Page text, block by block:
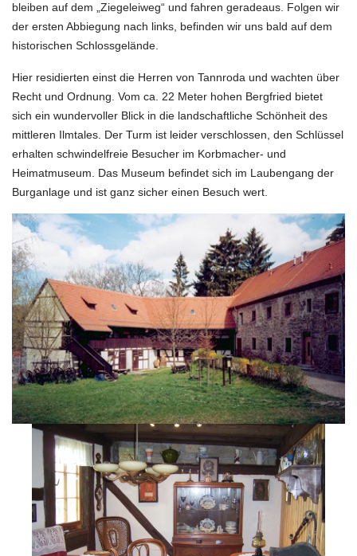
bleiben auf dem „Ziegeleiweg“ und fahren geradeaus. Folgen wir
der ersten Abbiegung nach links, befinden wir uns bald auf dem
historischen Schlossgelände.
Hier residierten einst die Herren von Tannroda und wachten über
Recht und Ordnung. Vom ca. 22 Meter hohen Bergfried bietet
sich ein wundervoller Blick in die landschaftliche Schönheit des
mittleren Ilmtales. Der Turm ist leider verschlossen, den Schlüssel
erhalten schwindelfreie Besucher im Korbmacher- und
Heimatmuseum. Das Museum befindet sich im Laubengang der
Burganlage und ist ganz sicher einen Besuch wert.